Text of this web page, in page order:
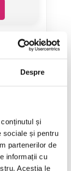
Despre
și
sociale și pentru
partenerilor de
informații cu
Aceștia le